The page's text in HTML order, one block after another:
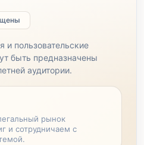
и пользовательские
быть предназначены
аудитории.
рынок
и сотрудничаем с